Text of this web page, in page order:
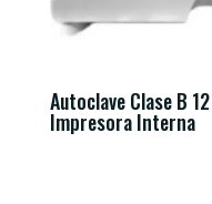
Autoclave Clase B
Impresora Interna